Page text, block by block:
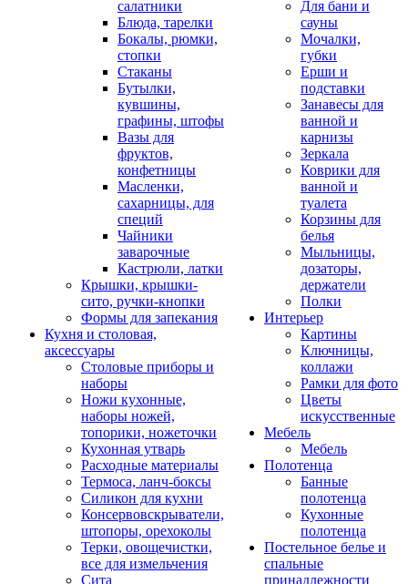
салатники
Блюда, тарелки
Бокалы, рюмки,
стопки
Стаканы
Бутылки,
кувшины,
графины, штофы
Вазы для
фруктов,
конфетницы
Масленки,
сахарницы, для
специй
Чайники
заварочные
Кастрюли, латки
Крышки, крышки-
сито, ручки-кнопки
Формы для запекания
Кухня и столовая,
аксессуары
Столовые приборы и
наборы
Ножи кухонные,
наборы ножей,
топорики, ножеточки
Кухонная утварь
Расходные материалы
Термоса, ланч-боксы
Силикон для кухни
Консервовскрыватели,
штопоры, орехоколы
Терки, овощечистки,
все для измельчения
Сита
Для бани и
сауны
Мочалки,
губки
Ерши и
подставки
Занавесы для
ванной и
карнизы
Зеркала
Коврики для
ванной и
туалета
Корзины для
белья
Мыльницы,
дозаторы,
держатели
Полки
Интерьер
Картины
Ключницы,
коллажи
Рамки для фото
Цветы
искусственные
Мебель
Мебель
Полотенца
Банные
полотенца
Кухонные
полотенца
Постельное белье и
спальные
принадлежности